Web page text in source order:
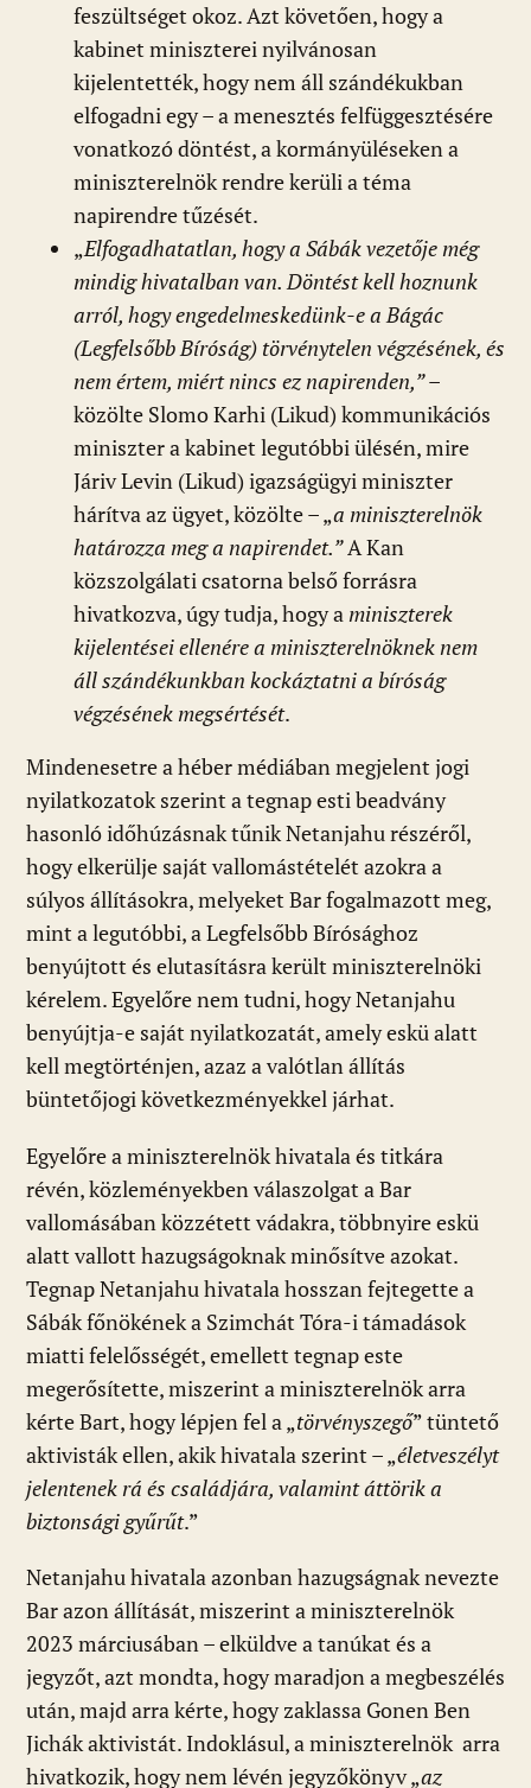
feszültséget okoz. Azt követően, hogy a
kabinet miniszterei nyilvánosan
kijelentették, hogy nem áll szándékukban
elfogadni egy – a menesztés felfüggesztésére
vonatkozó döntést, a kormányüléseken a
miniszterelnök rendre kerüli a téma
napirendre tűzését.
„Elfogadhatatlan, hogy a Sábák vezetője még
mindig hivatalban van. Döntést kell hoznunk
arról, hogy engedelmeskedünk-e a Bágác
(Legfelsőbb Bíróság) törvénytelen végzésének, és
nem értem, miért nincs ez napirenden,”–
közölte Slomo Karhi (Likud) kommunikációs
miniszter a kabinet legutóbbi ülésén, mire
Járiv Levin (Likud) igazságügyi miniszter
hárítva az ügyet, közölte – „a miniszterelnök
határozza meg a napirendet.”A Kan
közszolgálati csatorna belső forrásra
hivatkozva, úgy tudja, hogy aminiszterek
kijelentései ellenére a miniszterelnöknek nem
áll szándékunkban kockáztatni a bíróság
végzésének megsértését.
Mindenesetre a héber médiában megjelent jogi
nyilatkozatok szerint a tegnap esti beadvány
hasonló időhúzásnak tűnik Netanjahu részéről,
hogy elkerülje saját vallomástételét azokra a
súlyos állításokra, melyeket Bar fogalmazott meg,
mint a legutóbbi, a Legfelsőbb Bírósághoz
benyújtott és elutasításra került miniszterelnöki
kérelem. Egyelőre nem tudni, hogy Netanjahu
benyújtja-e saját nyilatkozatát, amely eskü alatt
kell megtörténjen, azaz a valótlan állítás
büntetőjogi következményekkel járhat.
Egyelőre a miniszterelnök hivatala és titkára
révén, közleményekben válaszolgat a Bar
vallomásában közzétett vádakra, többnyire eskü
alatt vallott hazugságoknak minősítve azokat.
Tegnap Netanjahu hivatala hosszan fejtegette a
Sábák főnökének a Szimchát Tóra-i támadások
miatti felelősségét, emellett tegnap este
megerősítette, miszerint a miniszterelnök arra
kérte Bart, hogy lépjen fel a „törvényszegő” tüntető
aktivisták ellen, akik hivatala szerint – „életveszélyt
jelentenek rá és családjára, valamint áttörik a
biztonsági gyűrűt.”
Netanjahu hivatala azonban hazugságnak nevezte
Bar azon állítását, miszerint a miniszterelnök
2023 márciusában – elküldve a tanúkat és a
jegyzőt, azt mondta, hogy maradjon a megbeszélés
után, majd arra kérte, hogy zaklassa Gonen Ben
Jichák aktivistát. Indoklásul, a miniszterelnök arra
hivatkozik, hogy nem lévén jegyzőkönyv „az